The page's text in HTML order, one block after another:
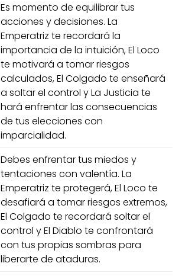
Es momento de equilibrar tus
acciones y decisiones. La
Emperatriz te recordará la
importancia de la intuición, El Loco
te motivará a tomar riesgos
calculados, El Colgado te enseñará
a soltar el control y La Justicia te
hará enfrentar las consecuencias
de tus elecciones con
imparcialidad.
Debes enfrentar tus miedos y
tentaciones con valentía. La
Emperatriz te protegerá, El Loco te
desafiará a tomar riesgos extremos,
El Colgado te recordará soltar el
control y El Diablo te confrontará
con tus propias sombras para
liberarte de ataduras.